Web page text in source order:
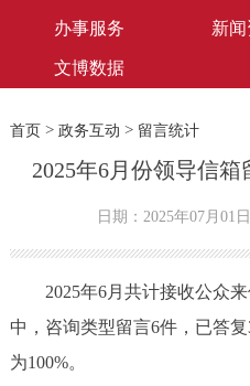
办事服务 新
文博数据
首页> 政务互动 > 留言统计
2025年6月份领导信
日期：2025年07月01日
2025年6月共计接收公众来
中，咨询类型留言6件，已答
为100%。